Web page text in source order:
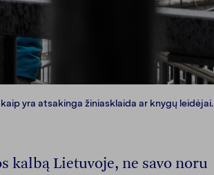
yra atsakinga žiniasklaida ar knygų leidėjai.
kalbą Lietuvoje, ne savo noru